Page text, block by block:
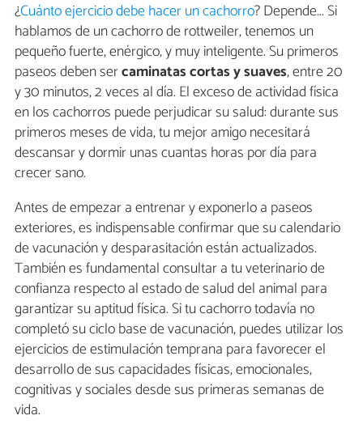
¿Cuánto ejercicio debe hacer un cachorro? Depende... Si
hablamos de un cachorro de rottweiler, tenemos un
pequeño fuerte, enérgico, y muy inteligente. Su primeros
paseos deben sercaminatas cortas y suaves, entre 20
y 30 minutos, 2 veces al día. El exceso de actividad física
en los cachorros puede perjudicar su salud: durante sus
primeros meses de vida, tu mejor amigo necesitará
descansar y dormir unas cuantas horas por día para
crecer sano.
Antes de empezar a entrenar y exponerlo a paseos
exteriores, es indispensable confirmar que su calendario
de vacunación y desparasitación están actualizados.
También es fundamental consultar a tu veterinario de
confianza respecto al estado de salud del animal para
garantizar su aptitud física. Si tu cachorro todavía no
completó su ciclo base de vacunación, puedes utilizar los
ejercicios de estimulación temprana para favorecer el
desarrollo de sus capacidades físicas, emocionales,
cognitivas y sociales desde sus primeras semanas de
vida.